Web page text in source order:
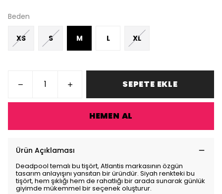
Beden
XS S M L XL
SEPETE EKLE
HEMEN AL
Ürün Açıklaması
Deadpool temalı bu tişört, Atlantis markasının özgün
tasarım anlayışını yansıtan bir üründür. Siyah renkteki bu
tişört, hem şıklığı hem de rahatlığı bir arada sunarak günlük
giyimde mükemmel bir seçenek oluşturur.